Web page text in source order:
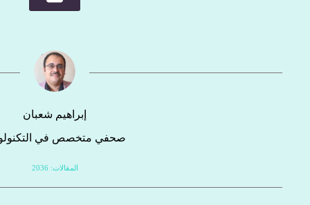
إبراهيم شعبان
صحفي متخصص في
المقالات: 2036